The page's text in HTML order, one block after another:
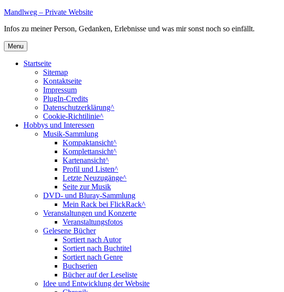
Skip
content
Mandlweg – Private Website
Infos zu meiner Person, Gedanken, Erlebnisse und was mir sonst noch so einfällt.
Menu
Startseite
Sitemap
Kontaktseite
Impressum
PlugIn-Credits
Datenschutzerklärung^
Cookie-Richtilinie^
Hobbys und Interessen
Musik-Sammlung
Kompaktansicht^
Komplettansicht^
Kartenansicht^
Profil und Listen^
Letzte Neuzugänge^
Seite zur Musik
DVD- und Bluray-Sammlung
Mein Rack bei FlickRack^
Veranstaltungen und Konzerte
Veranstaltungsfotos
Gelesene Bücher
Sortiert nach Autor
Sortiert nach Buchtitel
Sortiert nach Genre
Buchserien
Bücher auf der Leseliste
Idee und Entwicklung der Website